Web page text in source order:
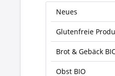
Neues
Glutenfreie
Brot & Gebäck
Obst BIO